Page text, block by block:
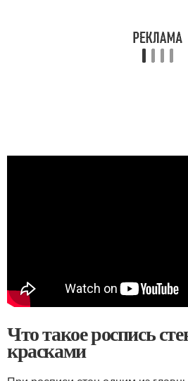
Что такое роспись
красками